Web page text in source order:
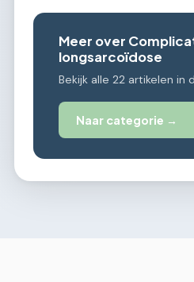
Meer over
longsarcoïdose
Bekijk alle 22 artikelen in
Naar categorie →